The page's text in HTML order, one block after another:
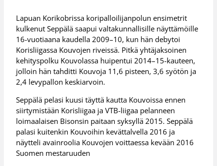
Lapuan Korikobrissa koripalloilijanpolun ensimetrit
kulkenut Seppälä saapui valtakunnallisille näyttämöille
16-vuotiaana kaudella 2009–10, kun hän debytoi
Korisliigassa Kouvojen riveissä. Pitkä yhtäjaksoinen
kehityspolku Kouvolassa huipentui 2014–15-kauteen,
jolloin hän tahditti Kouvoja 11,6 pisteen, 3,6 syötön ja
2,4 levypallon keskiarvoin.
Seppälä pelasi kuusi täyttä kautta Kouvoissa ennen
siirtymistään Korisliigaa ja VTB-liigaa pelanneen
loimaalaisen Bisonsin paitaan syksyllä 2015. Seppälä
palasi kuitenkin Kouvoihin kevättalvella 2016 ja
näytteli avainroolia Kouvojen voittaessa kevään 2016
Suomen mestaruuden